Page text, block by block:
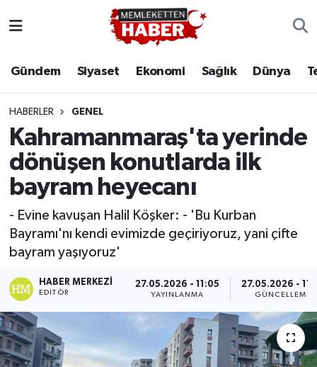
Gündem Siyaset Ekonomi Sağlık Dünya
HABERLER GENEL
Kahramanmaraş'ta yerinde
dönüşen konutlarda ilk
bayram heyecanı
- Evine kavuşan Halil Köşker: - 'Bu Kurban
Bayramı'nı kendi evimizde geçiriyoruz, yani çifte
bayram yaşıyoruz'
HABER MERKEZI
EDITÖR
27.05.2026 - 11:05
YAYINLANMA
27.05.2026 -
GÜNCELLEME